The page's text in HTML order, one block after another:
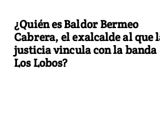
¿Quién es Baldor Bermeo
Cabrera, el exalcalde al que
justicia vincula con la banda
Los Lobos?